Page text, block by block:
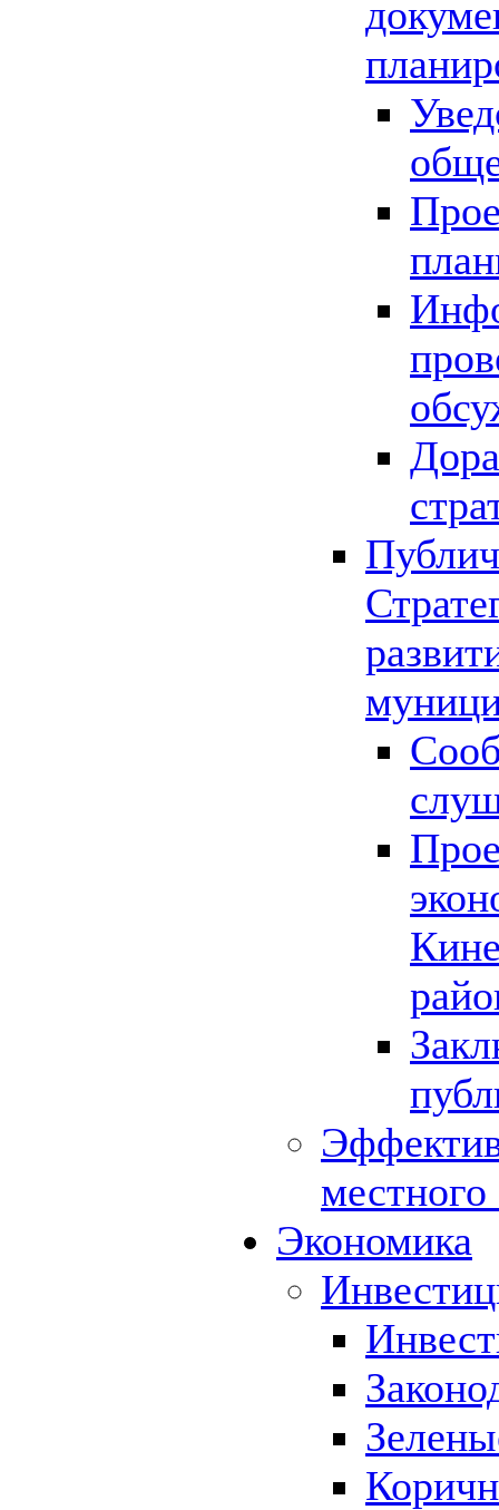
Экономика